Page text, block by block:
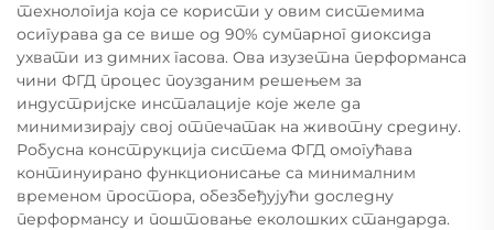
технологија која се користи у овим системима
осигурава да се више од 90% сумпарног диоксида
ухвати из димних гасова. Ова изузетна перформанса
чини ФГД процес поузданим решењем за
индустријске инсталације које желе да
минимизирају свој отпечатак на животну средину.
Робусна конструкција система ФГД омогућава
континуирано функционисање са минималним
временом простора, обезбеђујући доследну
перформансу и поштовање еколошких стандарда.